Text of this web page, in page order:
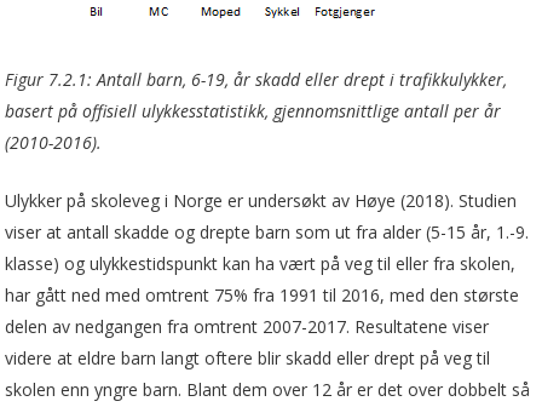
Figur 7.2.1: Antall barn, 6-19, år skadd eller drept i trafikkulykker,
basert på offisiell ulykkesstatistikk, gjennomsnittlige antall per år
(2010-2016).
Ulykker på skoleveg i Norge er undersøkt av Høye (2018). Studien
viser at antall skadde og drepte barn som ut fra alder (5-15 år, 1.-9.
klasse) og ulykkestidspunkt kan ha vært på veg til eller fra skolen,
har gått ned med omtrent 75% fra 1991 til 2016, med den største
delen av nedgangen fra omtrent 2007-2017. Resultatene viser
videre at eldre barn langt oftere blir skadd eller drept på veg til
skolen enn yngre barn. Blant dem over 12 år er det over dobbelt så